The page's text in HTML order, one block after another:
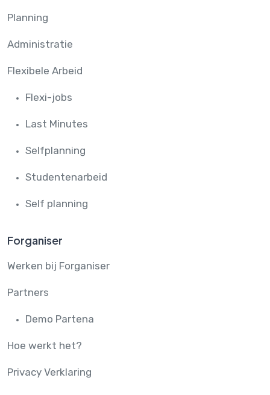
Planning
Administratie
Flexibele Arbeid
Flexi-jobs
Last Minutes
Selfplanning
Studentenarbeid
Self planning
Forganiser
Werken bij Forganiser
Partners
Demo Partena
Hoe werkt het?
Privacy Verklaring